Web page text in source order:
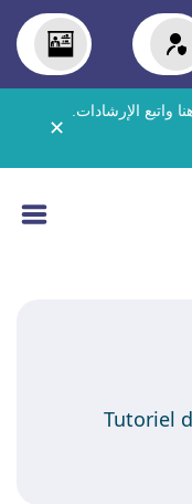
واتبع الإرشادات.
✕
Tutoriel